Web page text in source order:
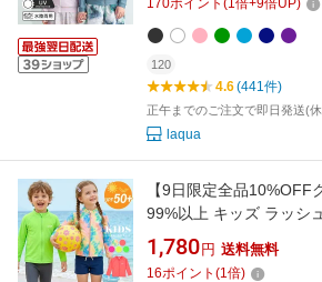
170ポイント (1倍+9倍UP)
120
4.6(441件)
正午までのご注文で即日発送(
laqua
【9日限定全品10%OFF
99%以上 キッズ ラッシ
の子 ジップアップ トッ
UVカット 紫外線対策 露
1,780 円 送料無料
16ポイント (1倍)